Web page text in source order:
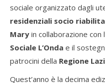
sociale organizzato dagli
residenziali socio
Mary in collaborazione con
Sociale L’Onda e il
patrocini della Regione
Quest’anno è la decima